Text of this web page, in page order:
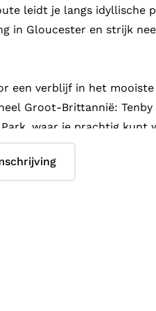
leidt je langs idyllische
in Gloucester en strijk
een verblijf in het
Groot-Brittannië:
waar je prachtig kunt
deel van de kust van